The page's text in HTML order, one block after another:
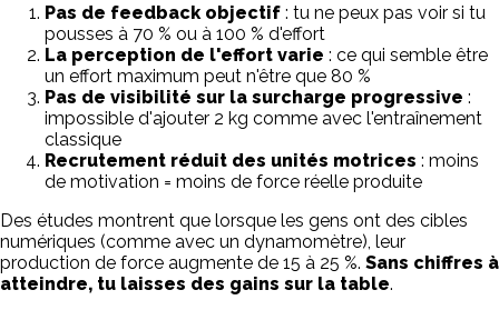
Pas de feedback objectif : tu ne peux pas voir si tu
pousses à 70 % ou à 100 % d'effort
La perception de l'effort varie : ce qui semble être
un effort maximum peut n'être que 80 %
Pas de visibilité sur la surcharge progressive :
impossible d'ajouter 2 kg comme avec l'entraînement
classique
Recrutement réduit des unités motrices : moins
de motivation = moins de force réelle produite
Des études montrent que lorsque les gens ont des cibles
numériques (comme avec un dynamomètre), leur
production de force augmente de 15 à 25 %. Sans chiffres à
atteindre, tu laisses des gains sur la table.